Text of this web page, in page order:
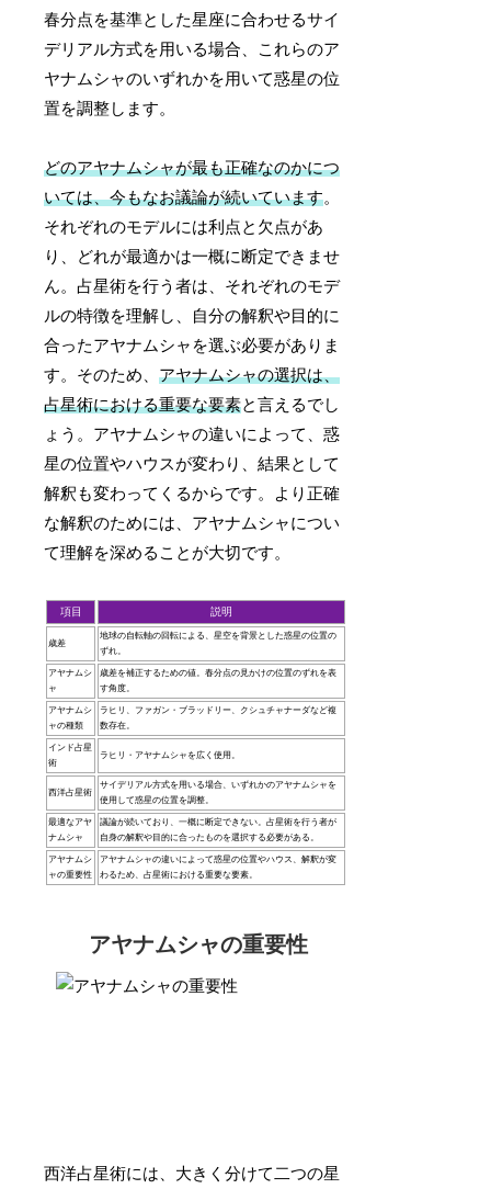
春分点を基準とした星座に合わせるサイ
デリアル方式を用いる場合、これらのア
ヤナムシャのいずれかを用いて惑星の位
置を調整します。
どのアヤナムシャが最も正確なのかにつ
いては、今もなお議論が続いています。
それぞれのモデルには利点と欠点があ
り、どれが最適かは一概に断定できませ
ん。占星術を行う者は、それぞれのモデ
ルの特徴を理解し、自分の解釈や目的に
合ったアヤナムシャを選ぶ必要がありま
す。そのため、アヤナムシャの選択は、
占星術における重要な要素と言えるでし
ょう。アヤナムシャの違いによって、惑
星の位置やハウスが変わり、結果として
解釈も変わってくるからです。より正確
な解釈のためには、アヤナムシャについ
て理解を深めることが大切です。
項目 説明
歳差
地球の自転軸の回転による、星空を背景とした惑星の位置の
ずれ。
アヤナムシ
ャ
歳差を補正するための値。春分点の見かけの位置のずれを表
す角度。
アヤナムシ
ャの種類
ラヒリ、ファガン・ブラッドリー、クシュチャナーダなど複
数存在。
インド占星
術
ラヒリ・アヤナムシャを広く使用。
西洋占星術
サイデリアル方式を用いる場合、いずれかのアヤナムシャを
使用して惑星の位置を調整。
最適なアヤ
ナムシャ
議論が続いており、一概に断定できない。占星術を行う者が
自身の解釈や目的に合ったものを選択する必要がある。
アヤナムシ
ャの重要性
アヤナムシャの違いによって惑星の位置やハウス、解釈が変
わるため、占星術における重要な要素。
アヤナムシャの重要性
西洋占星術には、大きく分けて二つの星